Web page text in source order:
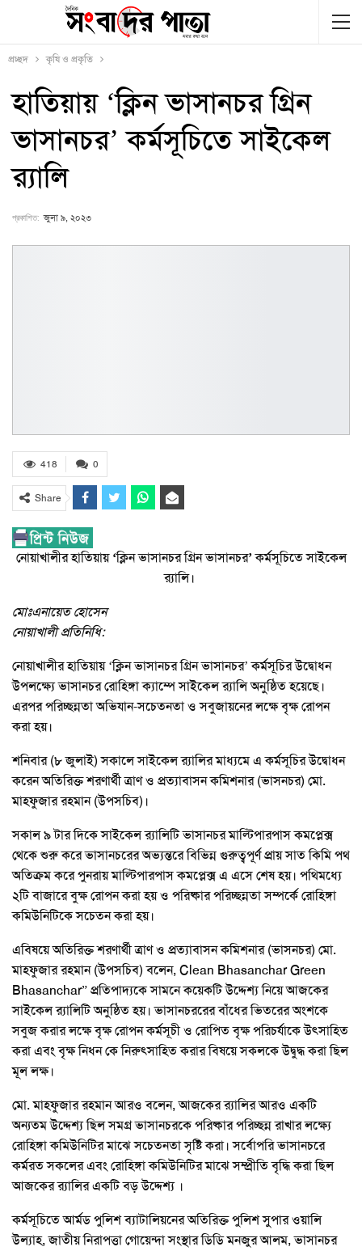
প্রচ্ছদ কৃষি ও প্রকৃতি
হাতিয়ায় ‘ক্লিন ভাসানচর গ্রিন
ভাসানচর’ কর্মসূচিতে সাইকেল
র‍্যালি
প্রকাশিত: জুলা ৯, ২০২৩
0
418
Share
নোয়াখালীর হাতিয়ায় ‘ক্লিন ভাসানচর গ্রিন ভাসানচর’ কর্মসূচিতে সাইকেল
র‍্যালি।
মোঃএনায়েত হোসেন
নোয়াখালী প্রতিনিধি:
নোয়াখালীর হাতিয়ায় ‘ক্লিন ভাসানচর গ্রিন ভাসানচর’ কর্মসূচির উদ্বোধন
উপলক্ষ্যে ভাসানচর রোহিঙ্গা ক্যাম্পে সাইকেল র‍্যালি অনুষ্ঠিত হয়েছে।
এরপর পরিচ্ছন্নতা অভিযান-সচেতনতা ও সবুজায়নের লক্ষে বৃক্ষ রোপন
করা হয়।
শনিবার (৮ জুলাই) সকালে সাইকেল র‍্যালির মাধ্যমে এ কর্মসূচির উদ্বোধন
করেন অতিরিক্ত শরণার্থী ত্রাণ ও প্রত্যাবাসন কমিশনার (ভাসনচর) মো.
মাহফুজার রহমান (উপসচিব)।
সকাল ৯ টার দিকে সাইকেল র‍্যালিটি ভাসানচর মাল্টিপারপাস কমপ্লেক্স
থেকে শুরু করে ভাসানচরের অভ্যন্তরে বিভিন্ন গুরুত্বপূর্ণ প্রায় সাত কিমি পথ
অতিক্রম করে পুনরায় মাল্টিপারপাস কমপ্লেক্স এ এসে শেষ হয়। পথিমধ্যে
২টি বাজারে বুক্ষ রোপন করা হয় ও পরিষ্কার পরিচ্ছন্নতা সম্পর্কে রোহিঙ্গা
কমিউনিটিকে সচেতন করা হয়।
এবিষয়ে অতিরিক্ত শরণার্থী ত্রাণ ও প্রত্যাবাসন কমিশনার (ভাসনচর) মো.
মাহফুজার রহমান (উপসচিব) বলেন, Clean Bhasanchar Green
Bhasanchar” প্রতিপাদ্যকে সামনে কয়েকটি উদ্দেশ্য নিয়ে আজকের
সাইকেল র‍্যালিটি অনুষ্ঠিত হয়। ভাসানচররের বাঁধের ভিতরের অংশকে
সবুজ করার লক্ষে বৃক্ষ রোপন কর্মসূচী ও রোপিত বৃক্ষ পরিচর্যাকে উৎসাহিত
করা এবং বৃক্ষ নিধন কে নিরুৎসাহিত করার বিষয়ে সকলকে উদ্বুদ্ধ করা ছিল
মূল লক্ষ।
মো. মাহফুজার রহমান আরও বলেন, আজকের র‍্যালির আরও একটি
অন্যতম উদ্দেশ্য ছিল সমগ্র ভাসানচরকে পরিষ্কার পরিচ্ছন্ন রাখার লক্ষ্যে
রোহিঙ্গা কমিউনিটির মাঝে সচেতনতা সৃষ্টি করা। সর্বোপরি ভাসানচরে
কর্মরত সকলের এবং রোহিঙ্গা কমিউনিটির মাঝে সম্প্রীতি বৃদ্ধি করা ছিল
আজকের র‍্যালির একটি বড় উদ্দেশ্য ।
কর্মসূচিতে আর্মড পুলিশ ব্যাটালিয়নের অতিরিক্ত পুলিশ সুপার ওয়ালি
উল্যাহ, জাতীয় নিরাপত্তা গোয়েন্দা সংস্থার ডিডি মনজুর আলম, ভাসানচর